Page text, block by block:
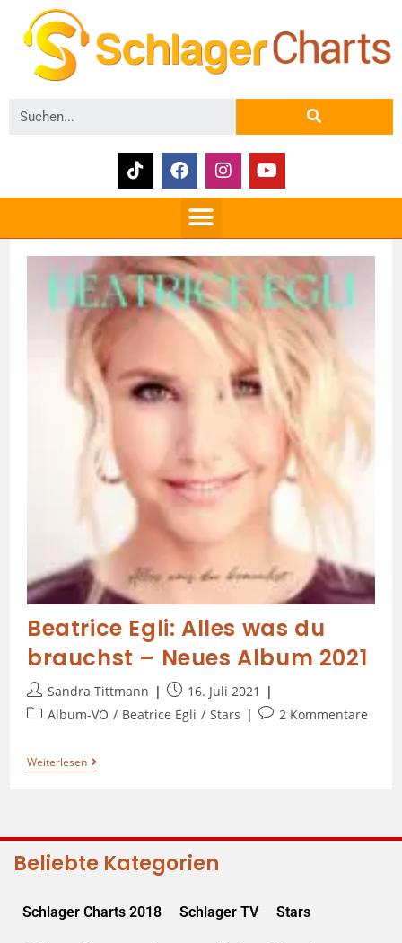
Beatrice Egli: Alles was du
brauchst – Neues Album 2021
Sandra Tittmann
16. Juli 2021
Album-VÖ / Beatrice Egli / Stars 2 Kommentare
Weiterlesen
Beliebte Kategorien
Schlager Charts 2018 Schlager TV Stars